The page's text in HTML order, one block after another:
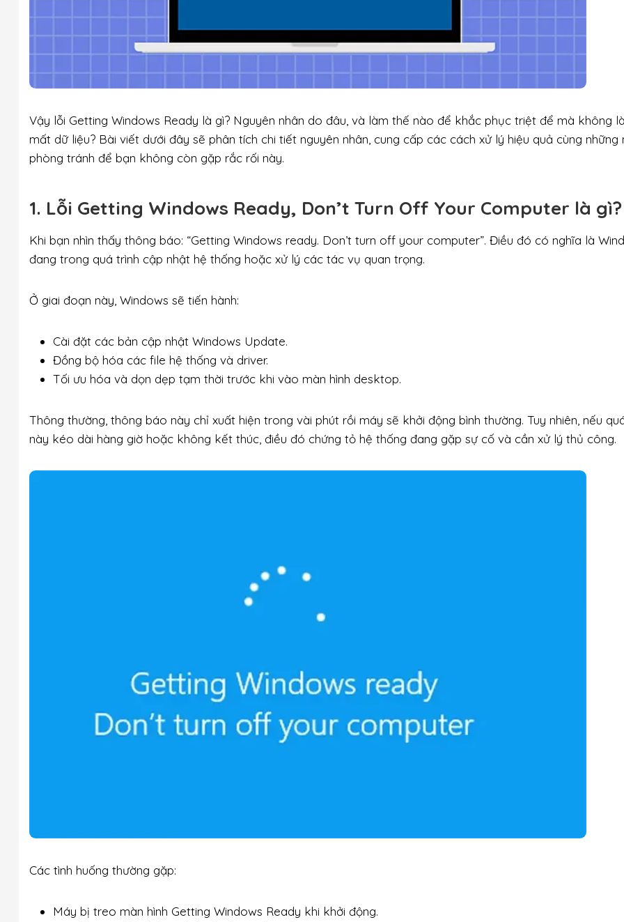
Vậy lỗi Getting Windows Ready là gì? Nguyên nhân do đâu, và làm thế nào để khắc phục triệt để mà không
mất dữ liệu? Bài viết dưới đây sẽ phân tích chi tiết nguyên nhân, cung cấp các cách xử lý hiệu quả cùng những
phòng tránh để bạn không còn gặp rắc rối này.
1. Lỗi Getting Windows Ready, Don’t Turn Off Your Computer là gì?
Khi bạn nhìn thấy thông báo: “Getting Windows ready. Don’t turn off your computer”. Điều đó có nghĩa là
đang trong quá trình cập nhật hệ thống hoặc xử lý các tác vụ quan trọng.
Ở giai đoạn này, Windows sẽ tiến hành:
Cài đặt các bản cập nhật Windows Update.
Đồng bộ hóa các file hệ thống và driver.
Tối ưu hóa và dọn dẹp tạm thời trước khi vào màn hình desktop.
Thông thường, thông báo này chỉ xuất hiện trong vài phút rồi máy sẽ khởi động bình thường. Tuy nhiên, nếu
này kéo dài hàng giờ hoặc không kết thúc, điều đó chứng tỏ hệ thống đang gặp sự cố và cần xử lý thủ công.
Các tình huống thường gặp:
Máy bị treo màn hình Getting Windows Ready khi khởi động.